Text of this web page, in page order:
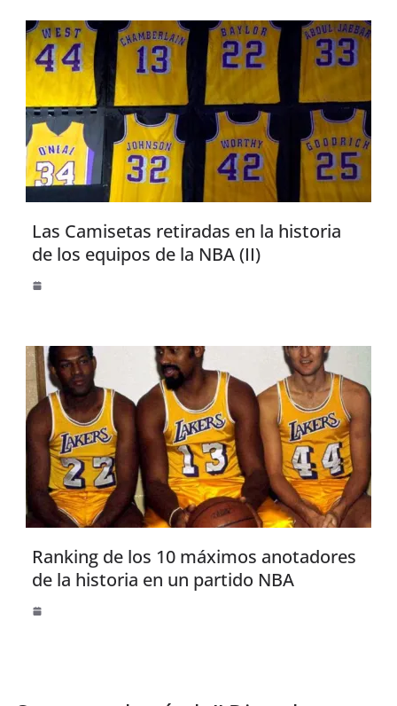
Las Camisetas retiradas en la historia
de los equipos de la NBA (II)
Ranking de los 10 máximos anotadores
de la historia en un partido NBA